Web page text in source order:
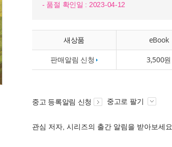
- 품절 확인일 : 2023-04-12
새상품 eBook
판매알림 신청 3,500원
중고 등록알림 신청 중고로 팔기
관심 저자, 시리즈의 출간 알림을 받아보세요